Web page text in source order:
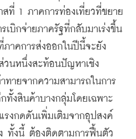
สที่ 1 ภาคการท่องเที่ยวที่ขยาย
เบิกจ่ายภาครัฐที่กลับมาเร่งขึ้น
าคการส่งออกในปีนี้จะยัง
วนหนึ่งสะท้อนปัญหาเชิง
ทายจากความสามารถในการ
งสินค้าบางกลุ่มโดยเฉพาะ
งกดดันเพิ่มเติมจากอุปสงค์
ทั้งนี้ ต้องติดตามการฟื้นตัว